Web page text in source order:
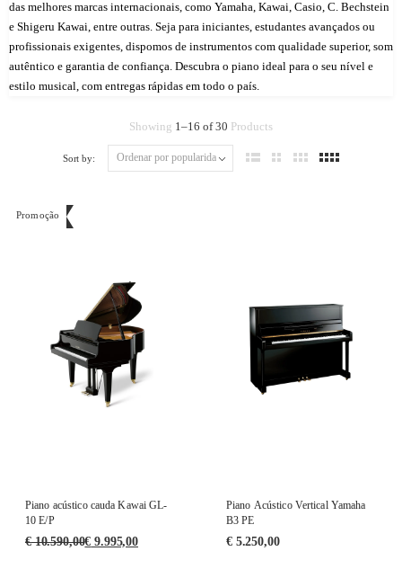
das melhores marcas internacionais, como Yamaha, Kawai, Casio, C. Bechstein
e Shigeru Kawai, entre outras. Seja para iniciantes, estudantes avançados ou
profissionais exigentes, dispomos de instrumentos com qualidade superior, som
autêntico e garantia de confiança. Descubra o piano ideal para o seu nível e
estilo musical, com entregas rápidas em todo o país.
Showing 1 –16 of30 Products
Sort by:
Promoção
Piano acústico cauda Kawai GL-
10 E/P
€10.590,00€ 9.995,00
Piano Acústico Vertical Yamaha
B3 PE
€5.250,00